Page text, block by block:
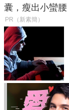
囊，瘦出小蠻腰
PR（新素簡）